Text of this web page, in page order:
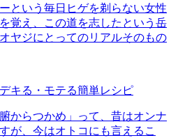
という毎日ヒゲを剃らない女性
覚え、この道を志したという岳
ヤジにとってのリアルそのもの
キる・モテる簡単レシピ
からつかめ」って、昔はオンナ
が、今はオトコにも言えるこ